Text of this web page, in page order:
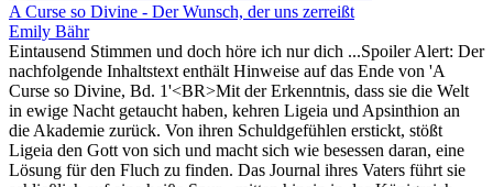
A Curse so Divine - Der Wunsch, der uns zerreißt
Emily Bähr
Eintausend Stimmen und doch höre ich nur dich ...Spoiler Alert: Der
nachfolgende Inhaltstext enthält Hinweise auf das Ende von 'A
Curse so Divine, Bd. 1'<BR>Mit der Erkenntnis, dass sie die Welt
in ewige Nacht getaucht haben, kehren Ligeia und Apsinthion an
die Akademie zurück. Von ihren Schuldgefühlen erstickt, stößt
Ligeia den Gott von sich und macht sich wie besessen daran, eine
Lösung für den Fluch zu finden. Das Journal ihres Vaters führt sie